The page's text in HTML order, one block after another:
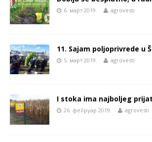
6. март 2019. agrovesti
11. Sajam poljoprivrede u
5. март 2019. agrovesti
I stoka ima najboljeg
26. фебруар 2019. agrovesti